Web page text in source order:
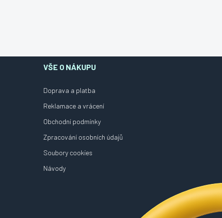
VŠE O NÁKUPU
Doprava a platba
Reklamace a vrácení
Obchodní podmínky
Zpracování osobních údajů
Soubory cookies
Návody